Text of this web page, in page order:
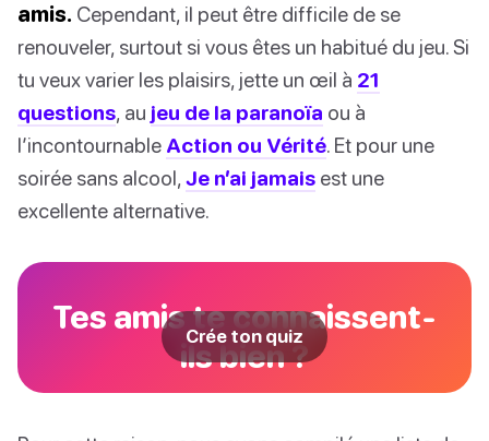
amis. Cependant, il peut être difficile de se
renouveler, surtout si vous êtes un habitué du jeu. Si
tu veux varier les plaisirs, jette un œil à 21
questions, au jeu de la paranoïa ou à
l’incontournable Action ou Vérité. Et pour une
soirée sans alcool, Je n’ai jamais est une
excellente alternative.
Tes amis te connaissent-
ils bien ?
Crée ton quiz